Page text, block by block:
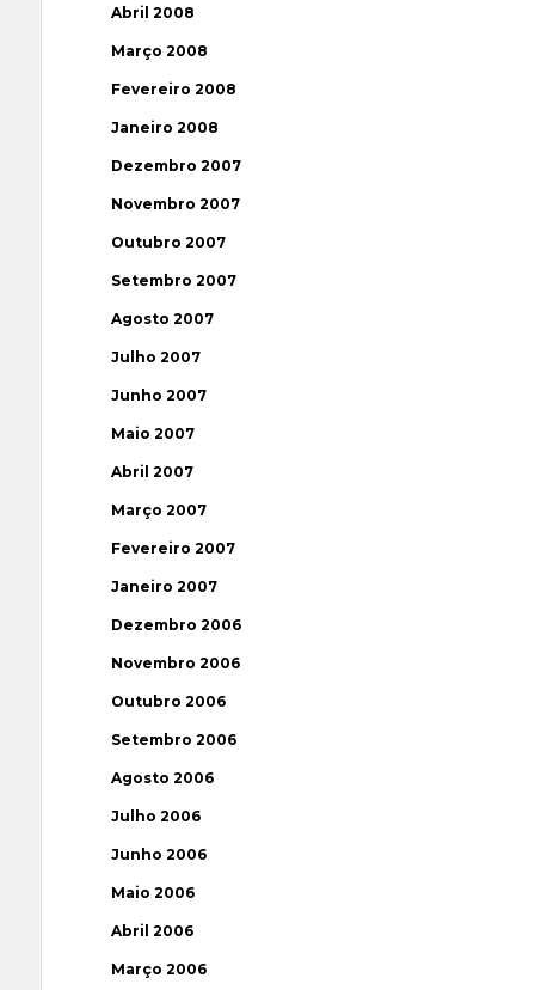
Abril 2008
Março 2008
Fevereiro 2008
Janeiro 2008
Dezembro 2007
Novembro 2007
Outubro 2007
Setembro 2007
Agosto 2007
Julho 2007
Junho 2007
Maio 2007
Abril 2007
Março 2007
Fevereiro 2007
Janeiro 2007
Dezembro 2006
Novembro 2006
Outubro 2006
Setembro 2006
Agosto 2006
Julho 2006
Junho 2006
Maio 2006
Abril 2006
Março 2006